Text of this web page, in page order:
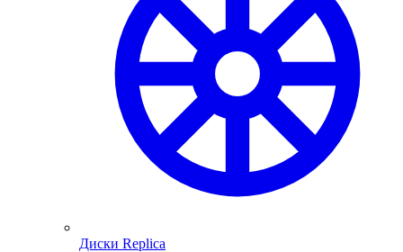
Диски Replica